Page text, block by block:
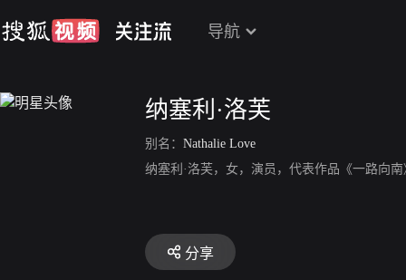
导航
纳塞利·洛芙
别名： Nathalie Love
纳塞利·洛芙，女，演员，代表作品《一路向
分享